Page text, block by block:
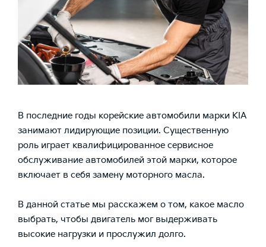
В последние годы корейские автомобили марки KIA
занимают лидирующие позиции. Существенную
роль играет квалифицированное сервисное
обслуживание автомобилей этой марки, которое
включает в себя замену моторного масла.
В данной статье мы расскажем о том, какое масло
выбрать, чтобы двигатель мог выдерживать
высокие нагрузки и прослужил долго.